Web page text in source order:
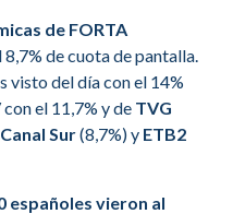
de FORTA
de cuota de pantalla.
visto del día con el 14%
con el 11,7% y de TVG
Canal Sur(8,7%) y ETB2
españoles vieron al